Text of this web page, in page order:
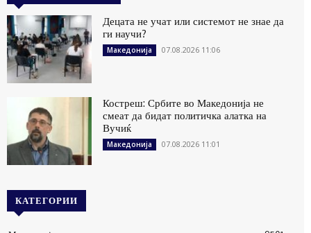
Децата не учат или системот не знае да
ги научи?
Македонија 07.08.2026 11:06
Костреш: Србите во Македонија не
смеат да бидат политичка алатка на
Вучиќ
Македонија 07.08.2026 11:01
КАТЕГОРИИ